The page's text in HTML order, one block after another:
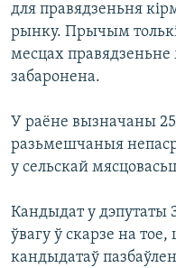
для правядзеньня
рынку. Прычым толькі
месцах
забаронена.
У раёне вызначаны 25
разьмешчаныя
у сельскай
Кандыдат у дэпутаты
ўвагу ў скарзе на
кандыдатаў